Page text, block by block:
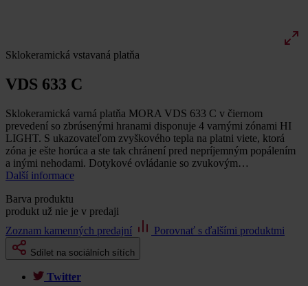
Sklokeramická vstavaná platňa
VDS 633 C
Sklokeramická varná platňa MORA VDS 633 C v čiernom
prevedení so zbrúsenými hranami disponuje 4 varnými zónami HI
LIGHT. S ukazovateľom zvyškového tepla na platni viete, ktorá
zóna je ešte horúca a ste tak chránení pred nepríjemným popálením
a inými nehodami. Dotykové ovládanie so zvukovým…
Další informace
Barva produktu
produkt už nie je v predaji
Zoznam kamenných predajní
Porovnať s ďalšími produktmi
Sdílet na sociálních sítích
Twitter